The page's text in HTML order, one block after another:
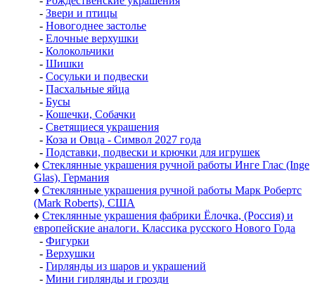
- Звери и птицы
- Новогоднее застолье
- Елочные верхушки
- Колокольчики
- Шишки
- Сосульки и подвески
- Пасхальные яйца
- Бусы
- Кошечки, Собачки
- Светящиеся украшения
- Коза и Овца - Символ 2027 года
- Подставки, подвески и крючки для игрушек
♦ Стеклянные украшения ручной работы Инге Глас (Inge
Glas), Германия
♦ Стеклянные украшения ручной работы Марк Робертс
(Mark Roberts), США
♦ Стеклянные украшения фабрики Ёлочка, (Россия) и
европейские аналоги. Классика русского Нового Года
- Фигурки
- Верхушки
- Гирлянды из шаров и украшений
- Мини гирлянды и грозди